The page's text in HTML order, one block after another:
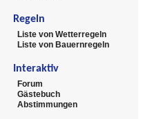
Regeln
Liste von Wetterregeln
Liste von Bauernregeln
Interaktiv
Forum
Gästebuch
Abstimmungen